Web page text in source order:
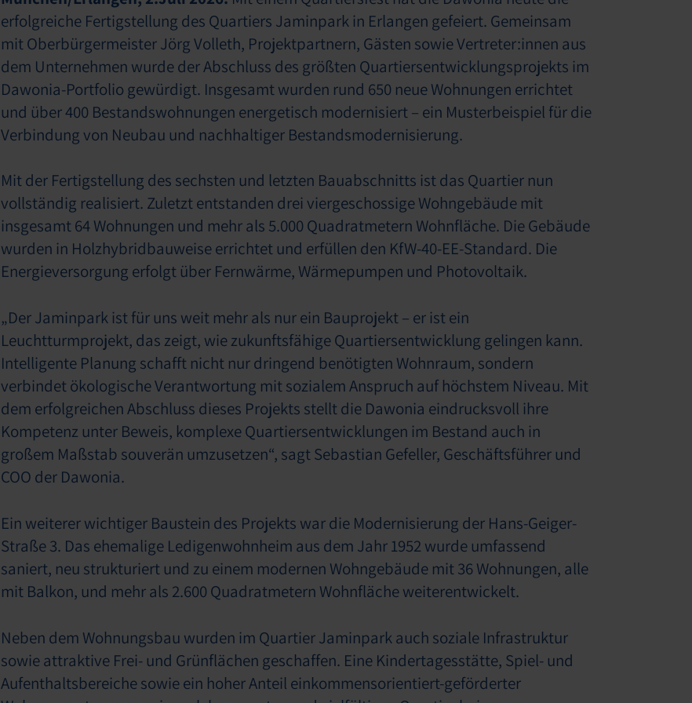
erfolgreiche Fertigstellung des Quartiers Jaminpark in Erlangen gefeiert. Gemeinsam
mit Oberbürgermeister Jörg Volleth, Projektpartnern, Gästen sowie Vertreter:innen aus
dem Unternehmen wurde der Abschluss des größten Quartiersentwicklungsprojekts im
Dawonia-Portfolio gewürdigt. Insgesamt wurden rund 650 neue Wohnungen errichtet
und über 400 Bestandswohnungen energetisch modernisiert – ein Musterbeispiel für die
Verbindung von Neubau und nachhaltiger Bestandsmodernisierung.
Mit der Fertigstellung des sechsten und letzten Bauabschnitts ist das Quartier nun
vollständig realisiert. Zuletzt entstanden drei viergeschossige Wohngebäude mit
insgesamt 64 Wohnungen und mehr als 5.000 Quadratmetern Wohnfläche. Die Gebäude
wurden in Holzhybridbauweise errichtet und erfüllen den KfW-40-EE-Standard. Die
Energieversorgung erfolgt über Fernwärme, Wärmepumpen und Photovoltaik.
„Der Jaminpark ist für uns weit mehr als nur ein Bauprojekt – er ist ein
Leuchtturmprojekt, das zeigt, wie zukunftsfähige Quartiersentwicklung gelingen kann.
Intelligente Planung schafft nicht nur dringend benötigten Wohnraum, sondern
verbindet ökologische Verantwortung mit sozialem Anspruch auf höchstem Niveau. Mit
dem erfolgreichen Abschluss dieses Projekts stellt die Dawonia eindrucksvoll ihre
Kompetenz unter Beweis, komplexe Quartiersentwicklungen im Bestand auch in
großem Maßstab souverän umzusetzen“, sagt Sebastian Gefeller, Geschäftsführer und
COO der Dawonia.
Ein weiterer wichtiger Baustein des Projekts war die Modernisierung der Hans-Geiger-
Straße 3. Das ehemalige Ledigenwohnheim aus dem Jahr 1952 wurde umfassend
saniert, neu strukturiert und zu einem modernen Wohngebäude mit 36 Wohnungen, alle
mit Balkon, und mehr als 2.600 Quadratmetern Wohnfläche weiterentwickelt.
Neben dem Wohnungsbau wurden im Quartier Jaminpark auch soziale Infrastruktur
sowie attraktive Frei- und Grünflächen geschaffen. Eine Kindertagesstätte, Spiel- und
Aufenthaltsbereiche sowie ein hoher Anteil einkommensorientiert-geförderter